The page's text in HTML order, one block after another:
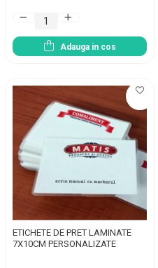
Adauga in cos
ETICHETE DE PRET LAMINATE
7X10CM PERSONALIZATE